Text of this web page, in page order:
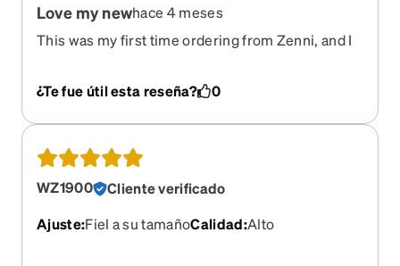
Love my newhace 4 meses
This was my first time ordering from Zenni, and I
were unfounded. My new glasses (I have
going to do a few adjustments to improve the fit
but they’re pretty good right out of the package. A
great experience all the way around!
¿Te fue útil esta reseña? 0
WZ1900
Cliente verificado
Ajuste:Fiel a su tamañoCalidad:Alto